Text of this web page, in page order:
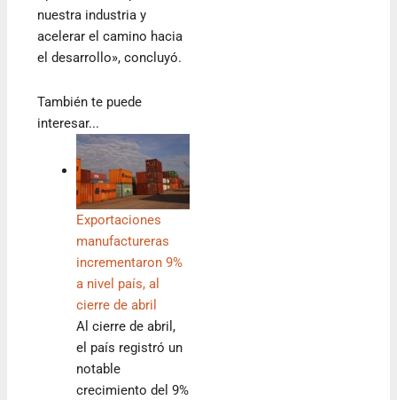
nuestra industria y
acelerar el camino hacia
el desarrollo», concluyó.
También te puede
interesar...
Exportaciones
manufactureras
incrementaron 9%
a nivel país, al
cierre de abril
Al cierre de abril,
el país registró un
notable
crecimiento del 9%